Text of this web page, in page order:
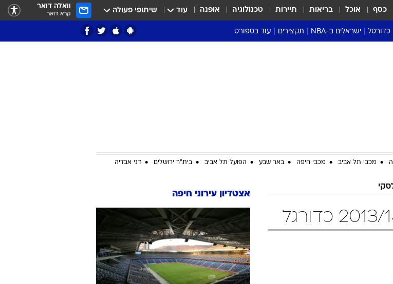
כסף אוכל בריאות תיירות טכנולוגיה אופנה עוד שיתופי פעולה וואלה דואר
קרא דואר
כדורסל ישראלים ב-NBA תקצירים עוד בספורט
סערה בממלכה
ענפים נוספים
לוח שידורים
החידה של ספורט1
ארכיון מדורים מחוץ לקווים
מכבי תל אביב מכבי חיפה באר שבע הפועל תל אביב בית"ר ירושלים דני אבדיה
אצטדיון עירוני חיפה